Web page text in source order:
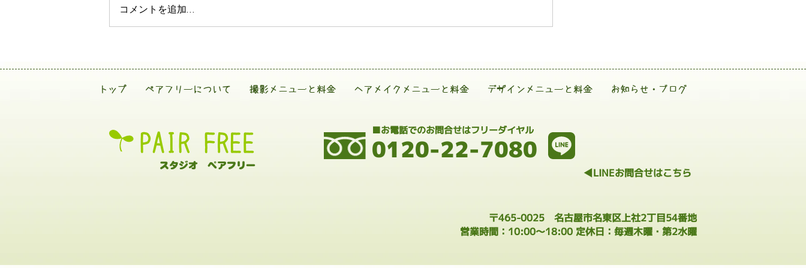
コメントを追加…
トップ ペアフリーについて 撮影メニューと料金 ヘアメイクメニューと料金 デザインメニューと料金 お知らせ・ブログ
0120-22-7080
■お電話でのお問合せはフリーダイヤル
◀LINEお問合せはこちら
〒465-0025 名古屋市名東区上社2丁目54番地
営業時間：10:00～18:00 定休日：毎週木曜・第2水曜